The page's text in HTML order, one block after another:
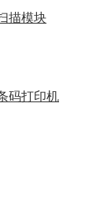
描模块
码打印机